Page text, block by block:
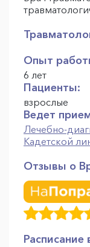
Опыт
6 лет
Пациенты:
взрослые
Ведет
Лечебно-
Кадетской
Отзывы о